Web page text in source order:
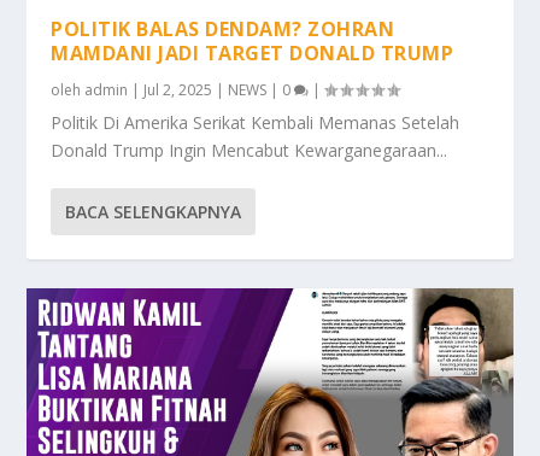
POLITIK BALAS DENDAM? ZOHRAN
MAMDANI JADI TARGET DONALD TRUMP
oleh admin | Jul 2, 2025 | NEWS | 0 |
Politik Di Amerika Serikat Kembali Memanas Setelah
Donald Trump Ingin Mencabut Kewarganegaraan...
BACA SELENGKAPNYA